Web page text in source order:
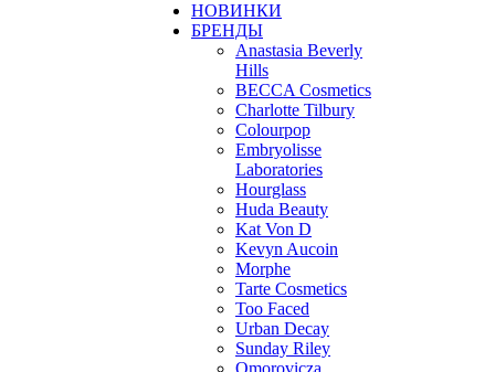
НОВИНКИ
БРЕНДЫ
Anastasia Beverly
Hills
BECCA Cosmetics
Charlotte Tilbury
Colourpop
Embryolisse
Laboratories
Hourglass
Huda Beauty
Kat Von D
Kevyn Aucoin
Morphe
Tarte Cosmetics
Too Faced
Urban Decay
Sunday Riley
Omorovicza